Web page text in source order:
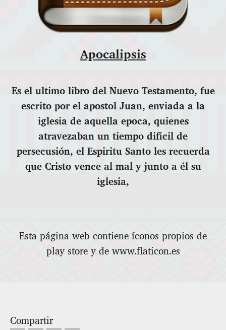
Apocalipsis
Es el ultimo libro del Nuevo Testamento, fue
escrito por el apostol Juan, enviada a la
iglesia de aquella epoca, quienes
atravezaban un tiempo dificil de
persecusión, el Espiritu Santo les recuerda
que Cristo vence al mal y junto a él su
iglesia,
Esta página web contiene íconos propios de
play store y de www.flaticon.es
Compartir